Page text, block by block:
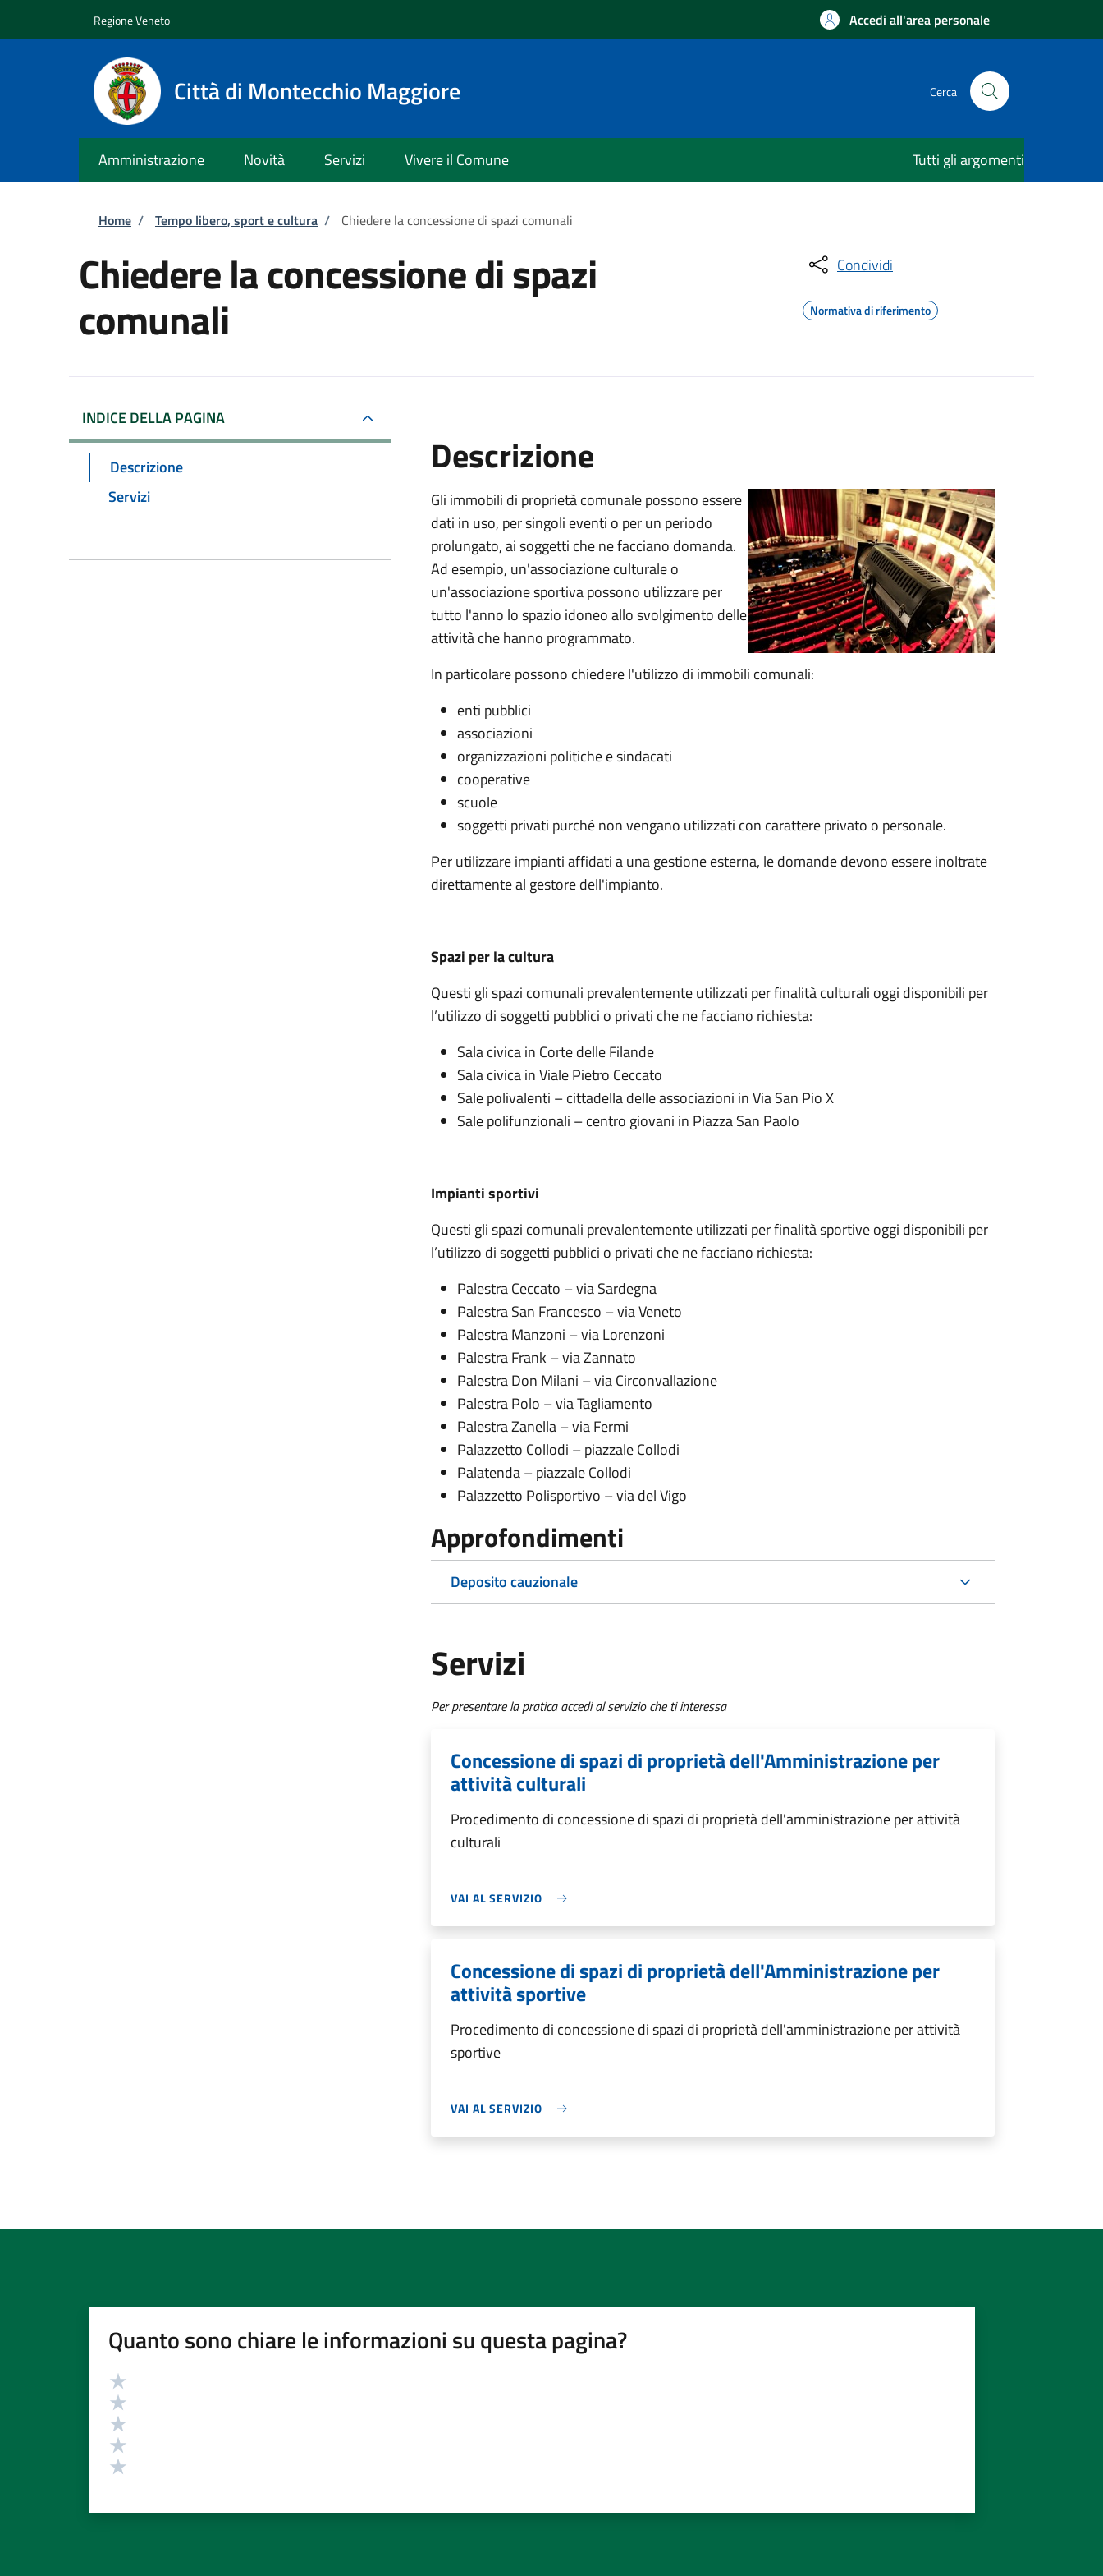
Regione Veneto Accedi all'area personale
Città di Montecchio Maggiore Cerca
Amministrazione Novità Servizi Vivere il Comune Tutti gli argomenti
Briciole di pane
Home / Tempo libero, sport e cultura / Chiedere la concessione di spazi comunali
Chiedere la concessione di spazi
comunali
Condividi
Normativa di riferimento
INDICE DELLA PAGINA
Descrizione
Servizi
Descrizione
Gli immobili di proprietà comunale possono essere
dati in uso, per singoli eventi o per un periodo
prolungato, ai soggetti che ne facciano domanda.
Ad esempio, un'associazione culturale o
un'associazione sportiva possono utilizzare per
tutto l'anno lo spazio idoneo allo svolgimento delle
attività che hanno programmato.
In particolare possono chiedere l'utilizzo di immobili comunali:
enti pubblici
associazioni
organizzazioni politiche e sindacati
cooperative
scuole
soggetti privati purché non vengano utilizzati con carattere privato o personale.
Per utilizzare impianti affidati a una gestione esterna, le domande devono essere inoltrate
direttamente al gestore dell'impianto.
Spazi per la cultura
Questi gli spazi comunali prevalentemente utilizzati per finalità culturali oggi disponibili per
l’utilizzo di soggetti pubblici o privati che ne facciano richiesta:
Sala civica in Corte delle Filande
Sala civica in Viale Pietro Ceccato
Sale polivalenti – cittadella delle associazioni in Via San Pio X
Sale polifunzionali – centro giovani in Piazza San Paolo
Impianti sportivi
Questi gli spazi comunali prevalentemente utilizzati per finalità sportive oggi disponibili per
l’utilizzo di soggetti pubblici o privati che ne facciano richiesta:
Palestra Ceccato – via Sardegna
Palestra San Francesco – via Veneto
Palestra Manzoni – via Lorenzoni
Palestra Frank – via Zannato
Palestra Don Milani – via Circonvallazione
Palestra Polo – via Tagliamento
Palestra Zanella – via Fermi
Palazzetto Collodi – piazzale Collodi
Palatenda – piazzale Collodi
Palazzetto Polisportivo – via del Vigo
Approfondimenti
Deposito cauzionale
Servizi
Per presentare la pratica accedi al servizio che ti interessa
Concessione di spazi di proprietà dell'Amministrazione per
attività culturali
Procedimento di concessione di spazi di proprietà dell'amministrazione per attività
culturali
VAI AL SERVIZIO
Concessione di spazi di proprietà dell'Amministrazione per
attività sportive
Procedimento di concessione di spazi di proprietà dell'amministrazione per attività
sportive
VAI AL SERVIZIO
Quanto sono chiare le informazioni su questa pagina?
Valutazione